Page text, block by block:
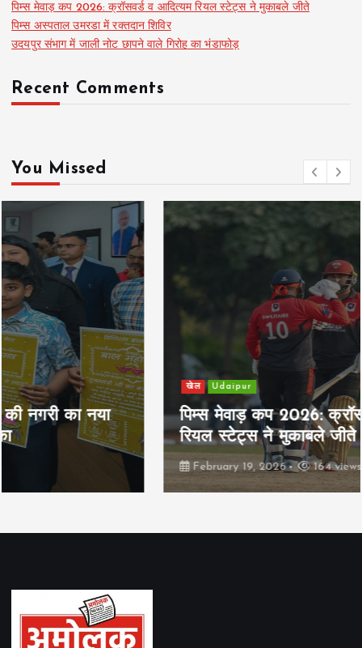
पिम्स मेवाड़ कप 2026: क्रॉसवर्ड व आदित्यम रियल स्टेट्स ने मुकाबले जीते
पिम्स अस्पताल उमरडा में रक्तदान शिविर
उदयपुर संभाग में जाली नोट छापने वाले गिरोह का भंडाफोड़
Recent Comments
You Missed
खेल Udaipur
पिम्स मेवाड़ कप 2026: क्रॉसवर्ड व आदित्यम
रियल स्टेट्स ने मुकाबले जीते
164 views